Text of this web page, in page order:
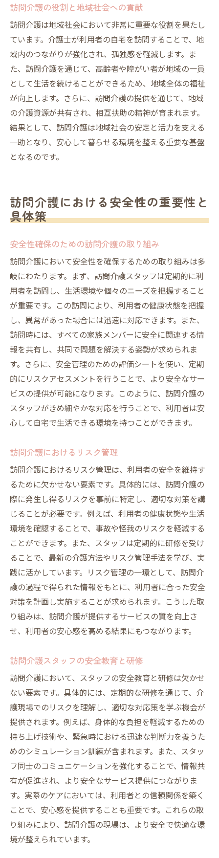
訪問介護の役割と地域社会への貢献
訪問介護は地域社会において非常に重要な役割を果たし
ています。介護士が利用者の自宅を訪問することで、地
域内のつながりが強化され、孤独感を軽減します。ま
た、訪問介護を通じて、高齢者や障がい者が地域の一員
として生活を続けることができるため、地域全体の福祉
が向上します。さらに、訪問介護の提供を通じて、地域
の介護資源が共有され、相互扶助の精神が育まれます。
結果として、訪問介護は地域社会の安定と活力を支える
一助となり、安心して暮らせる環境を整える重要な基盤
となるのです。
訪問介護における安全性の重要性と
具体策
安全性確保のための訪問介護の取り組み
訪問介護において安全性を確保するための取り組みは多
岐にわたります。まず、訪問介護スタッフは定期的に利
用者を訪問し、生活環境や個々のニーズを把握すること
が重要です。この訪問により、利用者の健康状態を把握
し、異常があった場合には迅速に対応できます。また、
訪問時には、すべての家族メンバーに安全に関連する情
報を共有し、共同で問題を解決する姿勢が求められま
す。さらに、安全管理のための評価シートを使い、定期
的にリスクアセスメントを行うことで、より安全なサー
ビスの提供が可能になります。このように、訪問介護の
スタッフがきめ細やかな対応を行うことで、利用者は安
心して自宅で生活できる環境を持つことができます。
訪問介護におけるリスク管理
訪問介護におけるリスク管理は、利用者の安全を維持す
るために欠かせない要素です。具体的には、訪問介護の
際に発生し得るリスクを事前に特定し、適切な対策を講
じることが必要です。例えば、利用者の健康状態や生活
環境を確認することで、事故や怪我のリスクを軽減する
ことができます。また、スタッフは定期的に研修を受け
ることで、最新の介護方法やリスク管理手法を学び、実
践に活かしています。リスク管理の一環として、訪問介
護の過程で得られた情報をもとに、利用者に合った安全
対策を計画し実施することが求められます。こうした取
り組みは、訪問介護が提供するサービスの質を向上さ
せ、利用者の安心感を高める結果にもつながります。
訪問介護スタッフの安全教育と研修
訪問介護において、スタッフの安全教育と研修は欠かせ
ない要素です。具体的には、定期的な研修を通じて、介
護現場でのリスクを理解し、適切な対応策を学ぶ機会が
提供されます。例えば、身体的な負担を軽減するための
持ち上げ技術や、緊急時における迅速な判断力を養うた
めのシミュレーション訓練が含まれます。また、スタッ
フ同士のコミュニケーションを強化することで、情報共
有が促進され、より安全なサービス提供につながりま
す。実際のケアにおいては、利用者との信頼関係を築く
ことで、安心感を提供することも重要です。これらの取
り組みにより、訪問介護の現場は、より安全で快適な環
境が整えられています。